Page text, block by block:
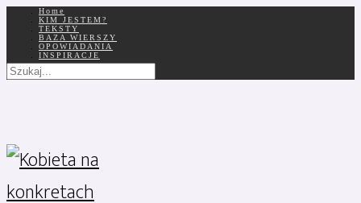
Home
KIM JESTEM?
TEKSTY
BAZA WIERSZY
OPOWIADANIA
INSPIRACJE